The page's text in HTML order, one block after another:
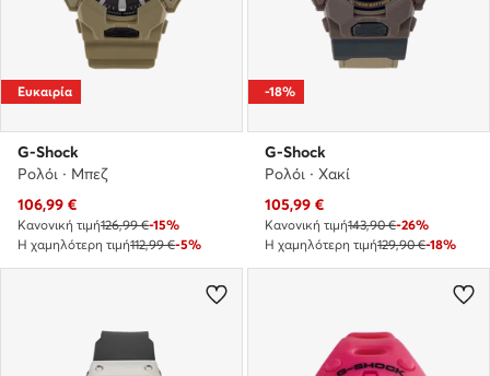
Ευκαιρία
G-Shock
Ρολόι · Μπεζ
Τρέχουσα τιμή
106,99 €
Κανονική τιμή126,99 €-15%
Η χαμηλότερη τιμή112,99 €-5%
-18%
G-Shock
Ρολόι · Χακί
Τρέχουσα τιμή
105,99 €
Κανονική τιμή143,90 €-26%
Η χαμηλότερη τιμή129,90 €-18%